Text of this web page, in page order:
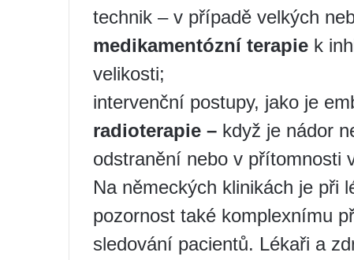
technik – v případě velkých
medikamentózní terapie k
velikosti;
intervenční postupy, jako je
radioterapie – když je nádor
odstranění nebo v přítomnosti
Na německých klinikách je při
pozornost také komplexnímu
sledování pacientů. Lékaři a